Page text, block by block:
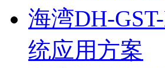
海湾DH-
统应用方案